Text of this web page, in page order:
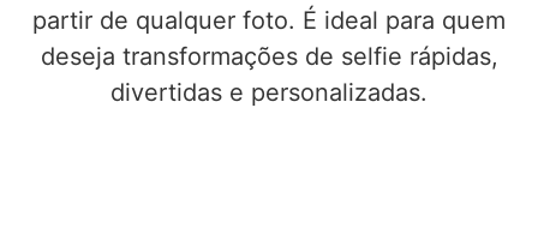
partir de qualquer foto. É ideal para quem
deseja transformações de selfie rápidas,
divertidas e personalizadas.